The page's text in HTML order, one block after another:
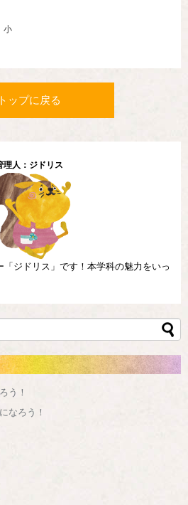
小
トップに戻る
理人：ジドリス
「ジドリス」です！本学科の魅力をいっ
う！
なろう！